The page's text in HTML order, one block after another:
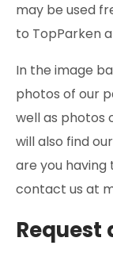
may be used
to TopParken
In the image
photos of our
well as photos
will also find
are you
contact us at
Request